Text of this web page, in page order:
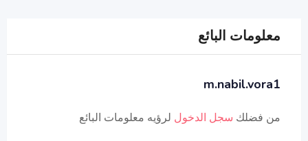
معلومات البائع
m.nabil.vora1
من فضلك سجل الدخول لرؤيه معلومات البائع